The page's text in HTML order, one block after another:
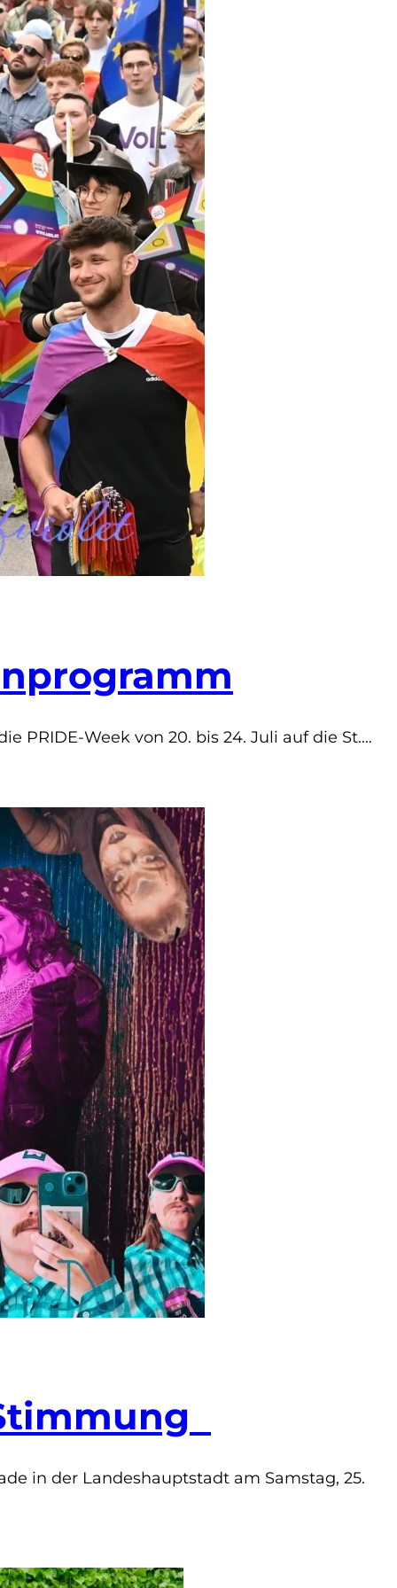
Week von 20. bis 24. Juli auf die St.…
in der Landeshauptstadt am Samstag, 25.